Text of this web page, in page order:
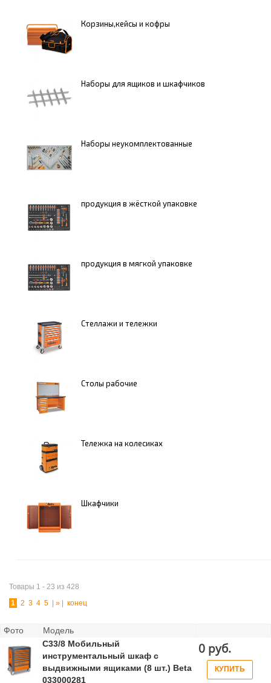
Корзины,кейсы и кофры
Наборы для ящиков и шкафчиков
Наборы неукомплектованные
продукция в жёсткой упаковке
продукция в мягкой упаковке
Стеллажи и тележки
Столы рабочие
Тележка на колесиках
Шкафчики
Товары 1 - 23 из 428
1
2 3 4 5 » конец
Фото
Модель
C33/8 Мобильный
инструментальный шкаф с
выдвижными ящиками (8 шт.) Beta
033000281
0 руб.
КУПИТЬ